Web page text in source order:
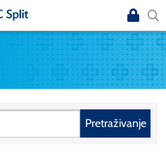
Pretraživanje